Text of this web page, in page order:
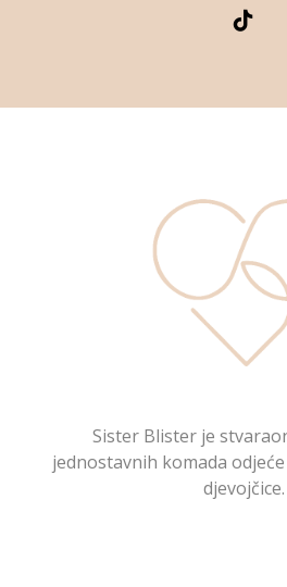
Sister Blister je
jednostavnih komada
djevojčice.